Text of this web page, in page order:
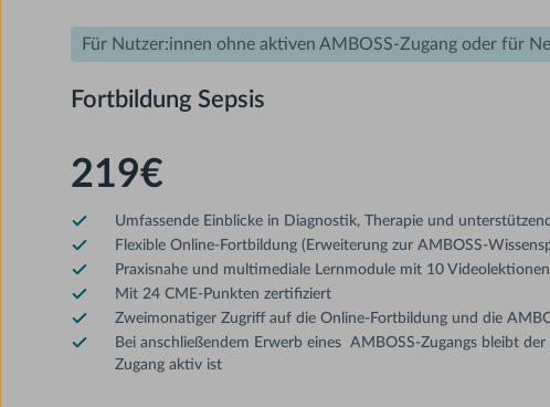
Für Nutzer:innen ohne aktiven AMBOSS-Zugang oder für
Fortbildung Sepsis
219€
Umfassende Einblicke in Diagnostik, Therapie und
Flexible Online-Fortbildung (Erweiterung zur AMBOSS-
Praxisnahe und multimediale Lernmodule mit 10 Videolektionen
Mit 24 CME-Punkten zertifiziert
Zweimonatiger Zugriff auf die Online-Fortbildung und die
Bei anschließendem Erwerb eines AMBOSS-Zugangs bleibt
Zugang aktiv ist